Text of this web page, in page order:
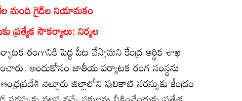
మంది గైడ్‌ల నియామకం
ప్రత్యేక సౌకర్యాలు: నిర్మల
రంగానికి పెద్ద పీట వేస్తామని కేంద్ర ఆర్థిక శాఖ
అందుకోసం జాతీయ పర్యాటక రంగ సంస్థను
నెల్లూరు జిల్లాలోని పులికాట్ సరస్సుకు కేంద్రం